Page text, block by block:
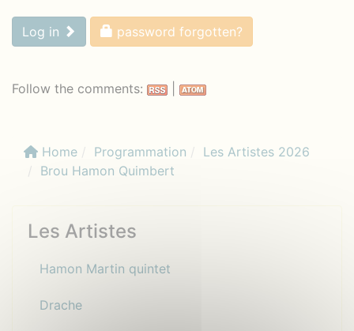
Log in password forgotten?
Follow the comments:
Home Programmation
Les Artistes 2026
Brou Hamon Quimbert
Les Artistes
Hamon Martin quintet
Drache